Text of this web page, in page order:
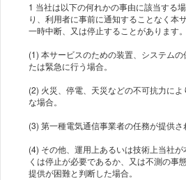
1 当社は以下の何れかの事由に該当する
り、利用者に事前に通知することなく本
一時中断、又は停止することがあります。
(1) 本サービスのための装置、システム
たは緊急に行う場合。
(2) 火災、停電、天災などの不可抗力に
な場合。
(3) 第一種電気通信事業者の任務が提供さ
(4) その他、運用上あるいは技術上当社
くは停止が必要であるか、又は不測の事
提供が困難と判断した場合。